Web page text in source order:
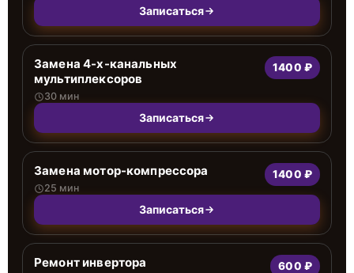
Записаться
Замена 4-х-канальных
мультиплексоров
30 мин
1400 ₽
Записаться
Замена мотор-компрессора
25 мин
1400 ₽
Записаться
Ремонт инвертора 600 ₽